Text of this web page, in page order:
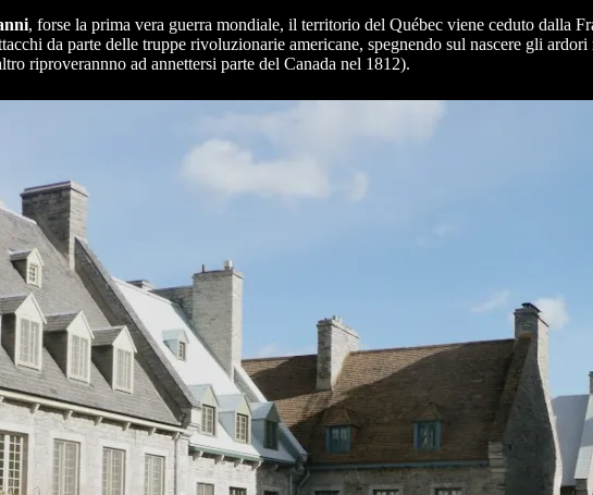
, forse la prima vera guerra mondiale, il territorio del Québec viene ceduto dalla
da parte delle truppe rivoluzionarie americane, spegnendo sul nascere gli
riproverannno ad annettersi parte del Canada nel 1812).